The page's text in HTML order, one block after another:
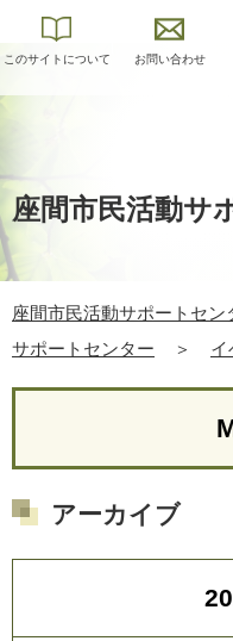
このサイトについて お問い合わせ
座間市民活動サ
座間市民活動サポートセ
サポートセンター
＞ イ
アーカイブ